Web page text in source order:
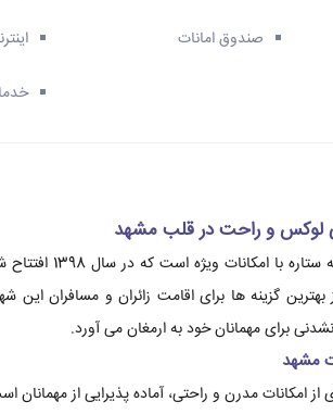
صندوق امانات
لوکس و راحت در قلب مشهد
هتل مرآت
گزینه ها برای اقامت زائران و مسافران
برای مهمانان خود به ارمغان می آورد.
مشهد
امکانات مدرن و راحتی، آماده پذیرایی از مهمانان